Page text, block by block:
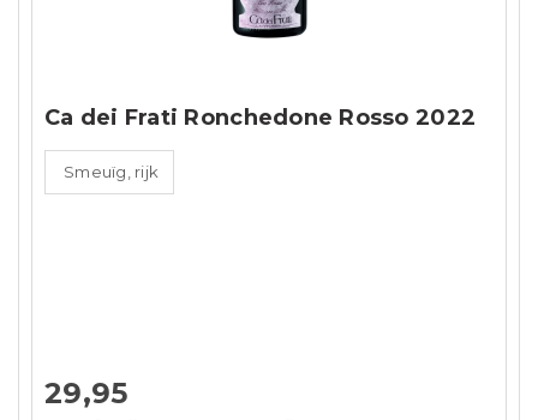
Ca dei Frati Ronchedone Rosso 2022
Smeuïg, rijk
29,95